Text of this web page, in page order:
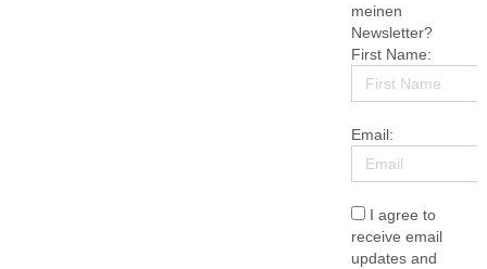
meinen
Newsletter?
First Name:
Email:
I agree to
receive email
updates and